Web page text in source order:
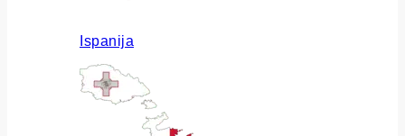
Ispanija